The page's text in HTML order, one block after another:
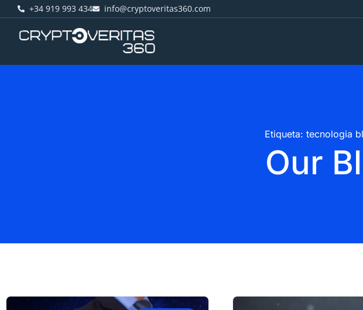
+34 919 993 434 info@cryptoveritas360.com
Etiqueta: tecnologia
Our